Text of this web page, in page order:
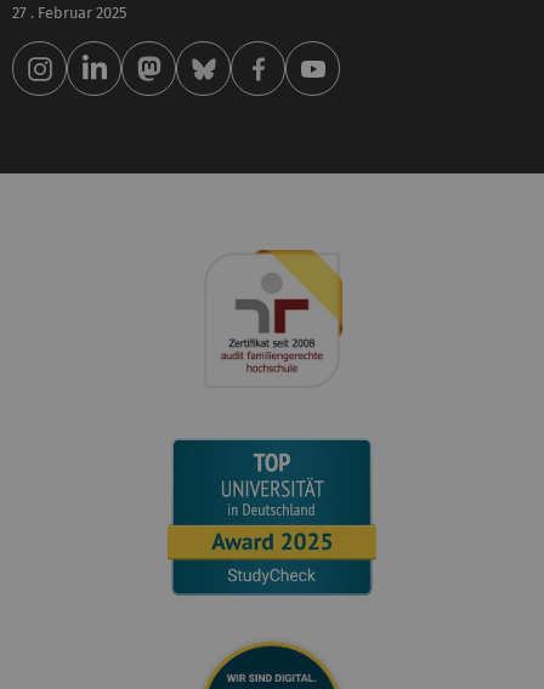
27 . Februar 2025